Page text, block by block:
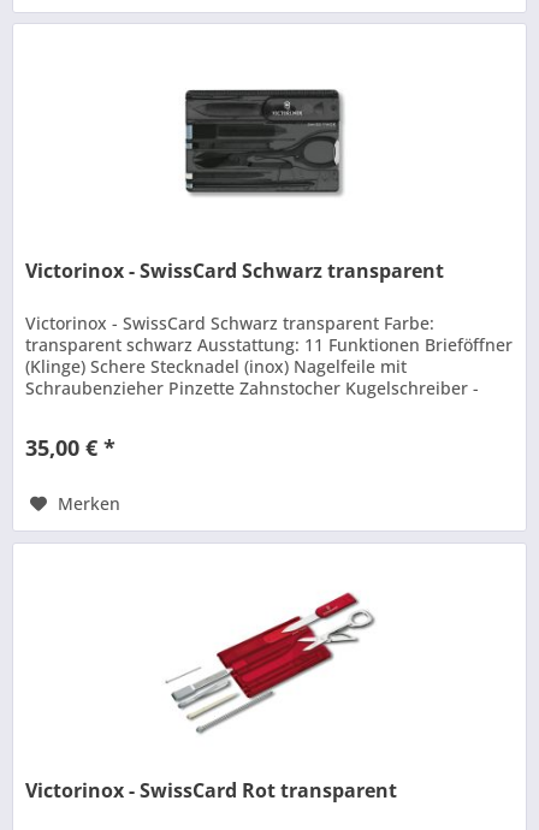
Victorinox - SwissCard Schwarz transparent
Victorinox - SwissCard Schwarz transparent Farbe:
transparent schwarz Ausstattung: 11 Funktionen Brieföffner
(Klinge) Schere Stecknadel (inox) Nagelfeile mit
Schraubenzieher Pinzette Zahnstocher Kugelschreiber -
35,00 € *
Merken
Victorinox - SwissCard Rot transparent